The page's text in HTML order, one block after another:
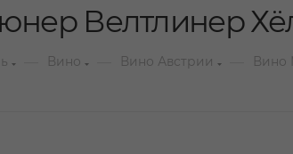
Велтлинер
Вино Вино Австрии Вино